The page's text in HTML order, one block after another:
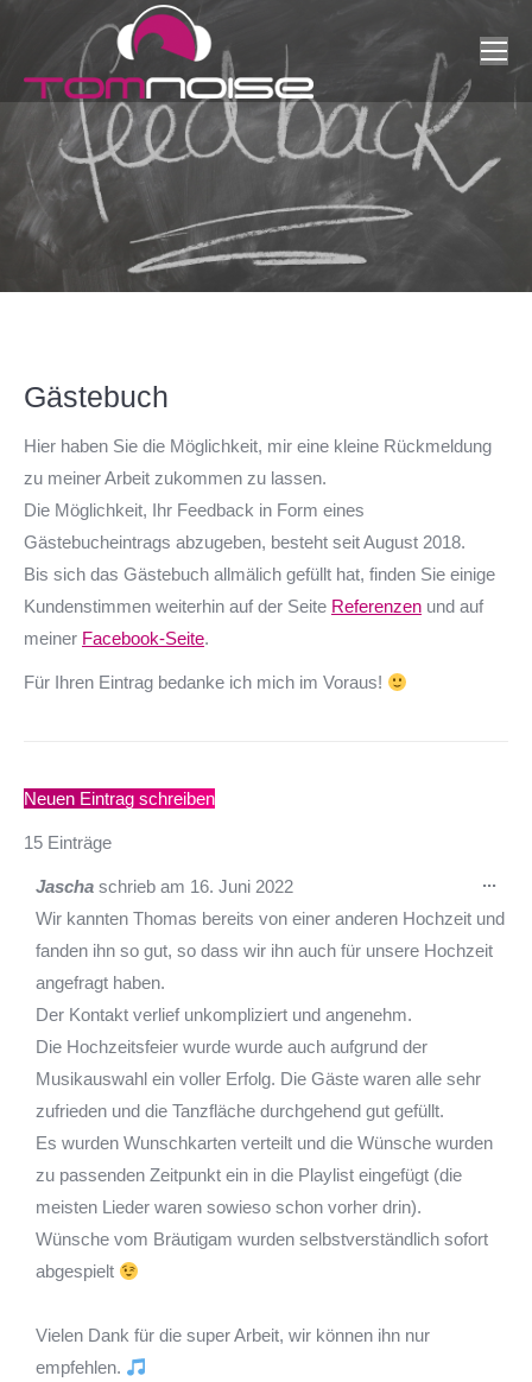
Gästebuch
Hier haben Sie die Möglichkeit, mir eine kleine Rückmeldung
zu meiner Arbeit zukommen zu lassen.
Die Möglichkeit, Ihr Feedback in Form eines
Gästebucheintrags abzugeben, besteht seit August 2018.
Bis sich das Gästebuch allmälich gefüllt hat, finden Sie einige
Kundenstimmen weiterhin auf der Seite Referenzen und auf
meiner Facebook-Seite.
Für Ihren Eintrag bedanke ich mich im Voraus!
15 Einträge
Jascha schrieb am 16. Juni 2022
Wir kannten Thomas bereits von einer anderen Hochzeit und
fanden ihn so gut, so dass wir ihn auch für unsere Hochzeit
angefragt haben.
Der Kontakt verlief unkompliziert und angenehm.
Die Hochzeitsfeier wurde wurde auch aufgrund der
Musikauswahl ein voller Erfolg. Die Gäste waren alle sehr
zufrieden und die Tanzfläche durchgehend gut gefüllt.
Es wurden Wunschkarten verteilt und die Wünsche wurden
zu passenden Zeitpunkt ein in die Playlist eingefügt (die
meisten Lieder waren sowieso schon vorher drin).
Wünsche vom Bräutigam wurden selbstverständlich sofort
abgespielt
Vielen Dank für die super Arbeit, wir können ihn nur
empfehlen.
...